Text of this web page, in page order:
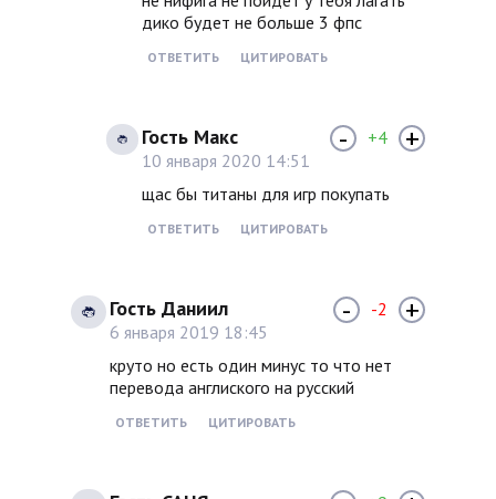
дико будет не больше 3 фпс
ОТВЕТИТЬ ЦИТИРОВАТЬ
Гость Макс
10 января 2020 14:51
щас бы титаны для игр покупать
ОТВЕТИТЬ ЦИТИРОВАТЬ
- +4 +
Гость Даниил
6 января 2019 18:45
круто но есть один минус то что нет
перевода англиского на русский
ОТВЕТИТЬ ЦИТИРОВАТЬ
- -2 +